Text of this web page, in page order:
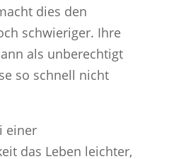
dies den
schwieriger. Ihre
als unberechtigt
so schnell nicht
einer
das Leben leichter,